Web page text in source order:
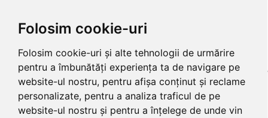
Folosim cookie-uri
Folosim cookie-uri și alte tehnologii de urmărire
pentru a îmbunătăți experiența ta de navigare pe
website-ul nostru, pentru afișa conținut și reclame
personalizate, pentru a analiza traficul de pe
website-ul nostru și pentru a înțelege de unde vin